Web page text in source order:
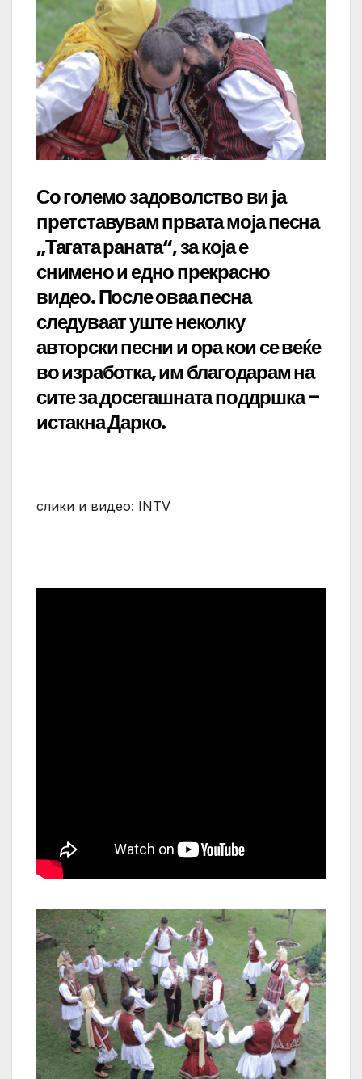
Со големо задоволство ви ја
претставувам првата моја песна
„Тагата раната“, за која е
снимено и едно прекрасно
видео. После оваа песна
следуваат уште неколку
авторски песни и ора кои се веќе
во изработка, им благодарам на
сите за досегашната поддршка –
истакна Дарко.
слики и видео: INTV